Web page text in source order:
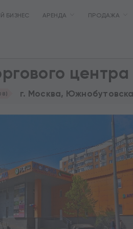
БИЗНЕС АРЕНДА ПРОДАЖА
г. Москва,